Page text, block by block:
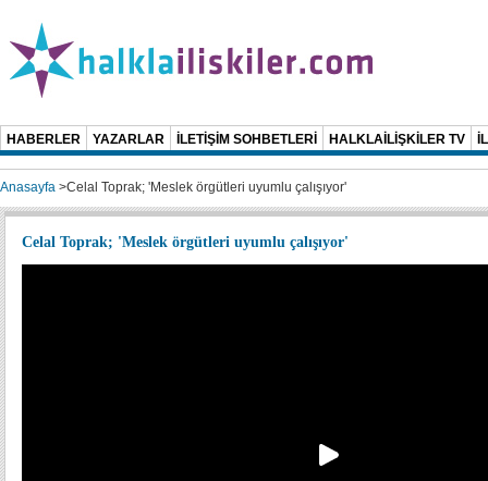
HABERLER YAZARLAR İLETİŞİM SOHBETLERİ HALKLAİLİŞKİLER TV
Anasayfa >Celal Toprak; 'Meslek örgütleri uyumlu çalışıyor'
Celal Toprak; 'Meslek örgütleri uyumlu çalışıyor'